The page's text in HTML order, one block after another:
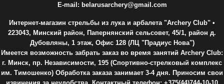
E-mail: belarusarchery@gmail.com
Интернет-магазин стрельбы из лука и арбалета "Archery Club" •
223043, Минский район, Папернянский сельсовет, 45/1, район д.
Дубовляны, 1 этаж, Офис 128 (ЛЦ "Прадиус Нова")
Имеется возможность забрать заказ во время занятий Archery Club:
г. Минск, пр. Независимости, 195 (Спортивно-стрелковый комплекс
им. Тимошенко) Обработка заказа занимает 3-4 дня. Приносим свои